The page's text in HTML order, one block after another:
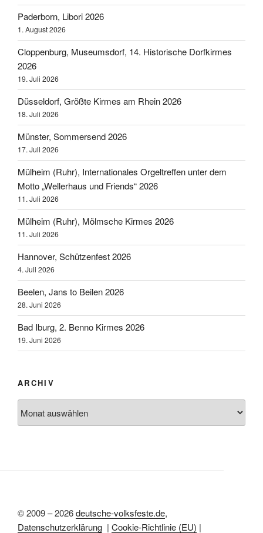
Paderborn, Libori 2026
1. August 2026
Cloppenburg, Museumsdorf, 14. Historische Dorfkirmes
2026
19. Juli 2026
Düsseldorf, Größte Kirmes am Rhein 2026
18. Juli 2026
Münster, Sommersend 2026
17. Juli 2026
Mülheim (Ruhr), Internationales Orgeltreffen unter dem
Motto „Wellerhaus und Friends“ 2026
11. Juli 2026
Mülheim (Ruhr), Mölmsche Kirmes 2026
11. Juli 2026
Hannover, Schützenfest 2026
4. Juli 2026
Beelen, Jans to Beilen 2026
28. Juni 2026
Bad Iburg, 2. Benno Kirmes 2026
19. Juni 2026
ARCHIV
© 2009 – 2026deutsche-volksfeste.de,
Datenschutzerklärung | Cookie-Richtlinie (EU) |